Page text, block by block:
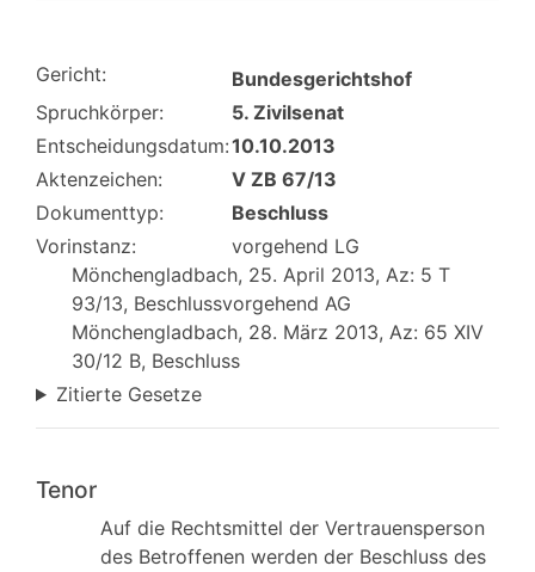
Gericht:
Bundesgerichtshof
Spruchkörper:
5. Zivilsenat
Entscheidungsdatum:10.10.2013
Aktenzeichen:
V ZB 67/13
Dokumenttyp:
Beschluss
Vorinstanz:
vorgehend LG
Mönchengladbach, 25. April 2013, Az: 5 T
93/13, Beschlussvorgehend AG
Mönchengladbach, 28. März 2013, Az: 65 XIV
30/12 B, Beschluss
Zitierte Gesetze
Tenor
Auf die Rechtsmittel der Vertrauensperson
des Betroffenen werden der Beschluss des